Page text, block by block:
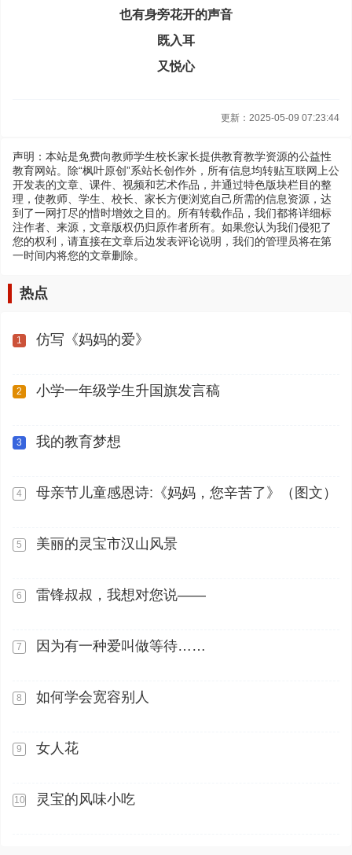
也有身旁花开的声音
既入耳
又悦心
更新：2025-05-09 07:23:44
声明：本站是免费向教师学生校长家长提供教育教学资源的公益性
教育网站。除“枫叶原创”系站长创作外，所有信息均转贴互联网上公
开发表的文章、课件、视频和艺术作品，并通过特色版块栏目的整
理，使教师、学生、校长、家长方便浏览自己所需的信息资源，达
到了一网打尽的惜时增效之目的。所有转载作品，我们都将详细标
注作者、来源，文章版权仍归原作者所有。如果您认为我们侵犯了
您的权利，请直接在文章后边发表评论说明，我们的管理员将在第
一时间内将您的文章删除。
热点
1 仿写《妈妈的爱》
2 小学一年级学生升国旗发言稿
3 我的教育梦想
4 母亲节儿童感恩诗:《妈妈，您辛苦了》（图文）
5 美丽的灵宝市汉山风景
6 雷锋叔叔，我想对您说——
7 因为有一种爱叫做等待……
8 如何学会宽容别人
9 女人花
10 灵宝的风味小吃